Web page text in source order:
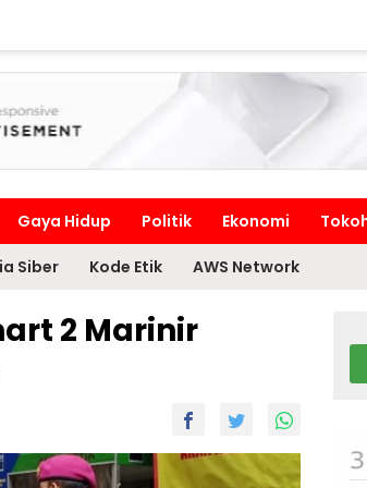
Gaya Hidup Politik Ekonomi
Siber Kode Etik AWS Network
2 Marinir